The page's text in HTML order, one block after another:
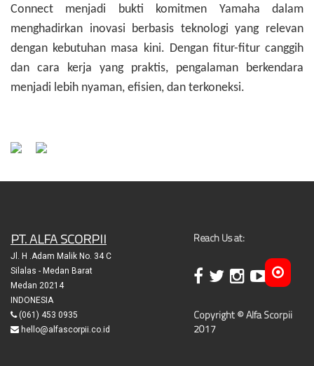
Connect menjadi bukti komitmen Yamaha dalam
menghadirkan inovasi berbasis teknologi yang relevan
dengan kebutuhan masa kini. Dengan fitur-fitur canggih
dan cara kerja yang praktis, pengalaman berkendara
menjadi lebih nyaman, efisien, dan terkoneksi.
PT. ALFA SCORPII
Jl. H .Adam Malik No. 34 C
Silalas - Medan Barat
Medan 20214
INDONESIA
(061) 453 0935
hello@alfascorpii.co.id
Reach Us at:
Copyright © Alfa Scorpii
2017